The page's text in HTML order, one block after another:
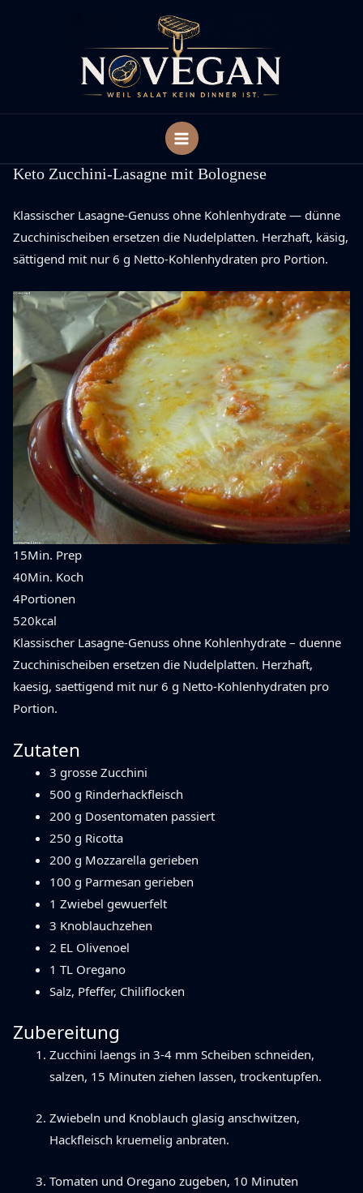
Keto Zucchini-Lasagne mit Bolognese
Klassischer Lasagne-Genuss ohne Kohlenhydrate — dünne
Zucchinischeiben ersetzen die Nudelplatten. Herzhaft, käsig,
sättigend mit nur 6 g Netto-Kohlenhydraten pro Portion.
15Min. Prep
40Min. Koch
4Portionen
520kcal
Klassischer Lasagne-Genuss ohne Kohlenhydrate – duenne
Zucchinischeiben ersetzen die Nudelplatten. Herzhaft,
kaesig, saettigend mit nur 6 g Netto-Kohlenhydraten pro
Portion.
Zutaten
3 grosse Zucchini
500 g Rinderhackfleisch
200 g Dosentomaten passiert
250 g Ricotta
200 g Mozzarella gerieben
100 g Parmesan gerieben
1 Zwiebel gewuerfelt
3 Knoblauchzehen
2 EL Olivenoel
1 TL Oregano
Salz, Pfeffer, Chiliflocken
Zubereitung
Zucchini laengs in 3-4 mm Scheiben schneiden,
salzen, 15 Minuten ziehen lassen, trockentupfen.
Zwiebeln und Knoblauch glasig anschwitzen,
Hackfleisch kruemelig anbraten.
Tomaten und Oregano zugeben, 10 Minuten